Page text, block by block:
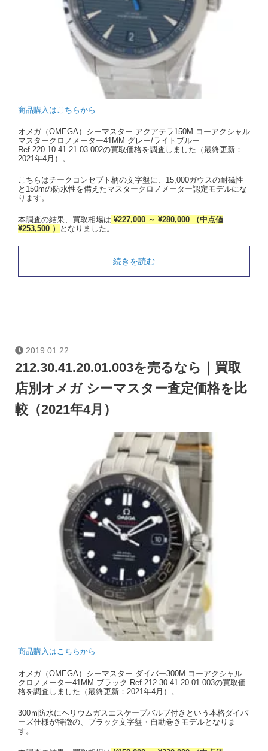
商品購入はこちらから
オメガ（OMEGA）シーマスター アクアテラ150M コーアクシャル
マスタークロノメーター41MM グレー/ライトブルー
Ref.220.10.41.21.03.002の買取価格を調査しました（最終更新：
2021年4月）。
こちらはチークコンセプト柄の文字盤に、15,000ガウスの耐磁性
と150mの防水性を備えたマスタークロノメーター認定モデルにな
ります。
本調査の結果、買取相場は ¥227,000 ～ ¥280,000 （中点値
¥253,500 ）
となりました。
続きを読む
2019.01.22
212.30.41.20.01.003を売るなら｜買取
店別オメガ シーマスター査定価格を比
較（2021年4月）
商品購入はこちらから
オメガ（OMEGA）シーマスター ダイバー300M コーアクシャル
クロノメーター41MM ブラック Ref.212.30.41.20.01.003の買取価
格を調査しました（最終更新：2021年4月）。
300ｍ防水にヘリウムガスエスケープバルブ付きという本格ダイバ
ーズ仕様が特徴の、ブラック文字盤・自動巻きモデルとなりま
す。